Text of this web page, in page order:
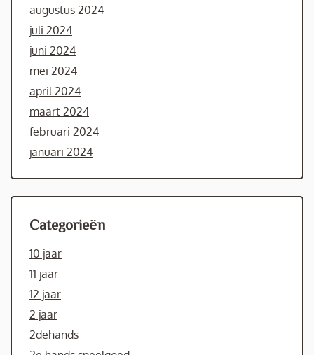
augustus 2024
juli 2024
juni 2024
mei 2024
april 2024
maart 2024
februari 2024
januari 2024
Categorieën
10 jaar
11 jaar
12 jaar
2 jaar
2dehands